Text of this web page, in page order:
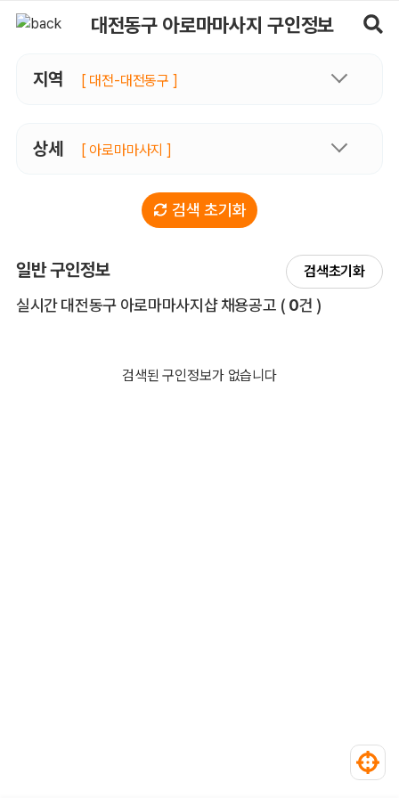
대전동구 아로마마사지 구인정보
지역 [ 대전-대전동구 ]
상세 [ 아로마마사지 ]
검색 초기화
일반 구인정보 검색초기화
실시간 대전동구 아로마마사지샵 채용공고 전체 목록
( 0건 )
검색된 구인정보가 없습니다